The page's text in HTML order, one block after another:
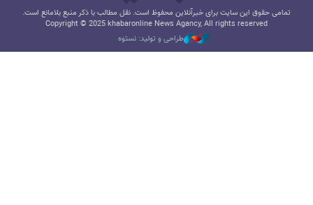
تمامی حقوق این سایت برای خبرآنلاین محفوظ است. نقل مطالب با ذکر منبع بلامانع است.
Copyright © 2025 khabaronline News Agancy, All rights reserved
طراحی و تولید: نستوه